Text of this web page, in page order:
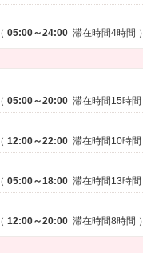
（ 05:00～24:00 滞在時間4時間 ）
（ 05:00～20:00 滞在時間15時間
（ 12:00～22:00 滞在時間10時間
（ 05:00～18:00 滞在時間13時間
（ 12:00～20:00 滞在時間8時間 ）